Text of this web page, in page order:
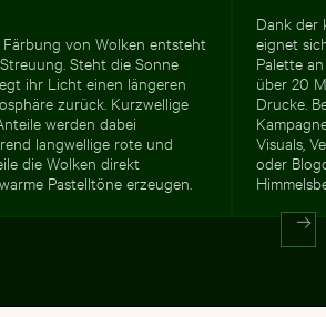
von Wolken entsteht
Steht die Sonne
ihr Licht einen längeren
zurück. Kurzwellige
werden dabei
langwellige rote und
die Wolken direkt
Pastelltöne erzeugen.
Dank der
eignet
Palette
über 20
Drucke.
Visuals,
oder